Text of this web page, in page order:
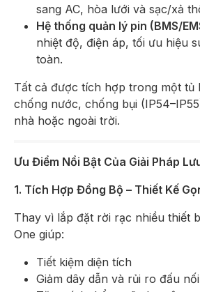
sang AC, hòa lưới và sạc/xả
Hệ thống quản lý pin (BMS/
nhiệt độ, điện áp, tối ưu hiệu
toàn.
Tất cả được tích hợp trong một tủ
chống nước, chống bụi
nhà hoặc ngoài trời.
Ưu Điểm Nổi Bật Của Giải Pháp
1. Tích Hợp Đồng Bộ – Thiết Kế
Thay vì lắp đặt rời rạc nhiều thiết
One giúp:
Tiết kiệm diện tích
Giảm dây dẫn và rủi ro đấu nối